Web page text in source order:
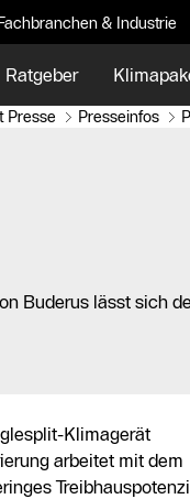
& Industrie
Ratgeber
Presse Presseinfos
Buderus lässt sich
Klimagerät
arbeitet mit dem